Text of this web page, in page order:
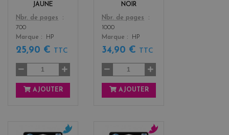
JAUNE
Color
Nbr. de pages
700
Marque
HP
25,90 € TTC
AJOUTER
NOIR
Color
Nbr. de pages
1000
Marque
HP
34,90 € TTC
AJOUTER